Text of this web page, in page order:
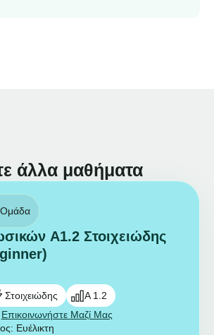
άλλα μαθήματα
Ομάδα
A1.2 Στοιχειώδης
Στοιχειώδης
A 1.2
Επικοινωνήστε Μαζί Μας
Ευέλικτη